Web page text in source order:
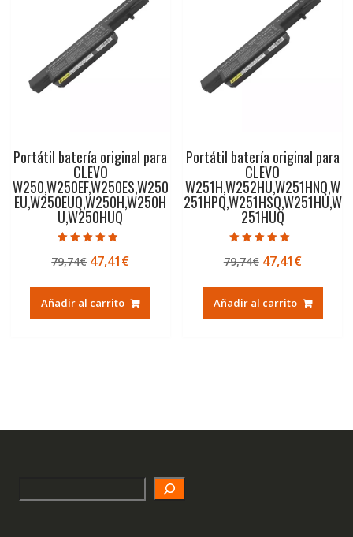
Portátil batería original para
CLEVO
W250,W250EF,W250ES,W250
EU,W250EUQ,W250H,W250H
U,W250HUQ
4.50
de 5
79,74€ El
original
era:
47,41€El
actual
es:
Añadir al carrito
Portátil batería original para
CLEVO
W251H,W252HU,W251HNQ,W
251HPQ,W251HSQ,W251HU,W
251HUQ
5.00
de 5
79,74€ El
original
era:
47,41€El
actual
es:
Añadir al carrito